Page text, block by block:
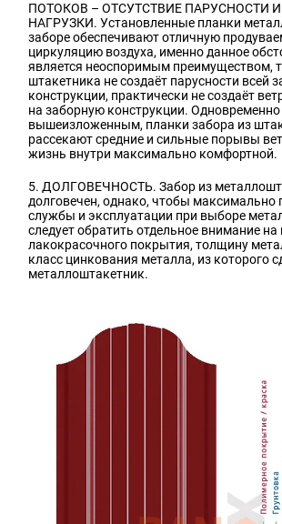
ПОТОКОВ – ОТСУТСТВИЕ ПАРУСНОСТИ
НАГРУЗКИ. Установленные планки
заборе обеспечивают отличную
циркуляцию воздуха, именно данное
является неоспоримым преимуществом,
штакетника не создаёт парусности всей
конструкции, практически не создаёт
на заборную конструкции. Одновременно
вышеизложенным, планки забора из
рассекают средние и сильные порывы
жизнь внутри максимально комфортной.
5. ДОЛГОВЕЧНОСТЬ. Забор из
долговечен, однако, чтобы максимально
службы и эксплуатации при выборе
следует обратить отдельное внимание
лакокрасочного покрытия, толщину
класс цинкования металла, из которого
металлоштакетник.